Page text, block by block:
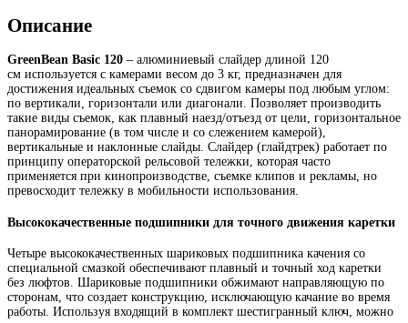
Описание
GreenBean Basic 120 – алюминиевый слайдер длиной 120
см используется с камерами весом до 3 кг, предназначен для
достижения идеальных съемок со сдвигом камеры под любым углом:
по вертикали, горизонтали или диагонали. Позволяет производить
такие виды съемок, как плавный наезд/отъезд от цели, горизонтальное
панорамирование (в том числе и со слежением камерой),
вертикальные и наклонные слайды. Слайдер (глайдтрек) работает по
принципу операторской рельсовой тележки, которая часто
применяется при кинопроизводстве, съемке клипов и рекламы, но
превосходит тележку в мобильности использования.
Высококачественные подшипники для точного движения каретки
Четыре высококачественных шариковых подшипника качения со
специальной смазкой обеспечивают плавный и точный ход каретки
без люфтов. Шариковые подшипники обжимают направляющую по
сторонам, что создает конструкцию, исключающую качание во время
работы. Используя входящий в комплект шестигранный ключ, можно